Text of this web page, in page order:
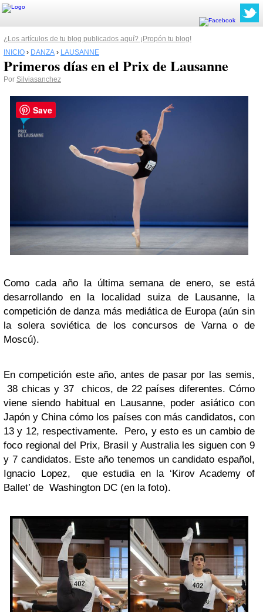
¿Los artículos de tu blog publicados aquí? ¡Propón tu blog!
INICIO › DANZA › LAUSANNE
Primeros días en el Prix de Lausanne
Por Silviasanchez
Como cada año la última semana de enero, se está
desarrollando en la localidad suiza de Lausanne, la
competición de danza más mediática de Europa (aún sin
la solera soviética de los concursos de Varna o de
Moscú).
En competición este año, antes de pasar por las semis,
38 chicas y 37 chicos, de 22 países diferentes. Cómo
viene siendo habitual en Lausanne, poder asiático con
Japón y China cómo los países con más candidatos, con
13 y 12, respectivamente. Pero, y esto es un cambio de
foco regional del Prix, Brasil y Australia les siguen con 9
y 7 candidatos. Este año tenemos un candidato español,
Ignacio Lopez, que estudia en la ‘Kirov Academy of
Ballet’ de Washington DC (en la foto).
Save